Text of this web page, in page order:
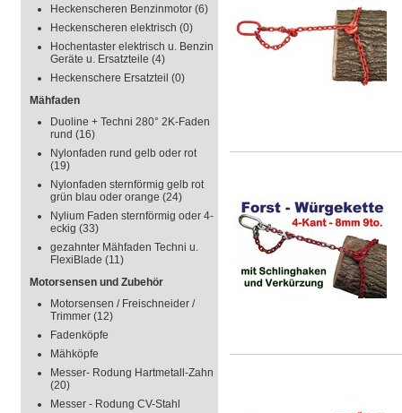
Heckenscheren Benzinmotor (6)
Heckenscheren elektrisch (0)
Hochentaster elektrisch u. Benzin
Geräte u. Ersatzteile (4)
Heckenschere Ersatzteil (0)
Mähfaden
Duoline + Techni 280° 2K-Faden
rund (16)
Nylonfaden rund gelb oder rot
(19)
Nylonfaden sternförmig gelb rot
grün blau oder orange (24)
Nylium Faden sternförmig oder 4-
eckig (33)
gezahnter Mähfaden Techni u.
FlexiBlade (11)
Motorsensen und Zubehör
Motorsensen / Freischneider /
Trimmer (12)
Fadenköpfe
Mähköpfe
Messer- Rodung Hartmetall-Zahn
(20)
Messer - Rodung CV-Stahl